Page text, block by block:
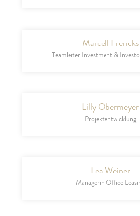
Marcell Frericks
Teamleiter Investment &
Lilly Obermeyer
Projektentwicklung
Lea Weiner
Managerin Office